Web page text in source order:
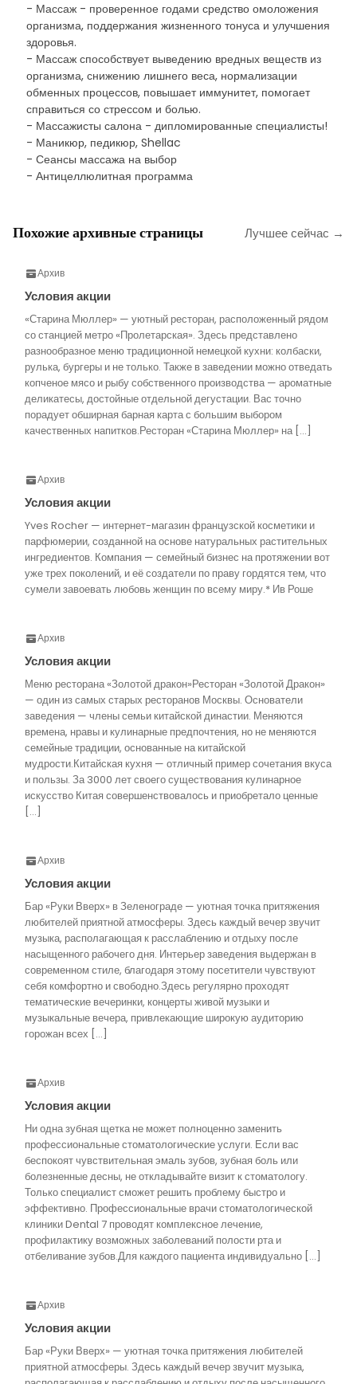
- Массаж - проверенное годами средство омоложения
организма, поддержания жизненного тонуса и улучшения
здоровья.
- Массаж способствует выведению вредных веществ из
организма, снижению лишнего веса, нормализации
обменных процессов, повышает иммунитет, помогает
справиться со стрессом и болью.
- Массажисты салона - дипломированные специалисты!
- Маникюр, педикюр, Shellac
- Сеансы массажа на выбор
- Антицеллюлитная программа
Похожие архивные страницы Лучшее сейчас →
Архив
Условия акции
«Старина Мюллер» — уютный ресторан, расположенный рядом
со станцией метро «Пролетарская». Здесь представлено
разнообразное меню традиционной немецкой кухни: колбаски,
рулька, бургеры и не только. Также в заведении можно отведать
копченое мясо и рыбу собственного производства — ароматные
деликатесы, достойные отдельной дегустации. Вас точно
порадует обширная барная карта с большим выбором
качественных напитков.Ресторан «Старина Мюллер» на […]
Архив
Условия акции
Yves Rocher — интернет-магазин французской косметики и
парфюмерии, созданной на основе натуральных растительных
ингредиентов. Компания — семейный бизнес на протяжении вот
уже трех поколений, и её создатели по праву гордятся тем, что
сумели завоевать любовь женщин по всему миру.* Ив Роше
Архив
Условия акции
Меню ресторана «Золотой дракон»Ресторан «Золотой Дракон»
— один из самых старых ресторанов Москвы. Основатели
заведения — члены семьи китайской династии. Меняются
времена, нравы и кулинарные предпочтения, но не меняются
семейные традиции, основанные на китайской
мудрости.Китайская кухня — отличный пример сочетания вкуса
и пользы. За 3000 лет своего существования кулинарное
искусство Китая совершенствовалось и приобретало ценные
[…]
Архив
Условия акции
Бар «Руки Вверх» в Зеленограде — уютная точка притяжения
любителей приятной атмосферы. Здесь каждый вечер звучит
музыка, располагающая к расслаблению и отдыху после
насыщенного рабочего дня. Интерьер заведения выдержан в
современном стиле, благодаря этому посетители чувствуют
себя комфортно и свободно.Здесь регулярно проходят
тематические вечеринки, концерты живой музыки и
музыкальные вечера, привлекающие широкую аудиторию
горожан всех […]
Архив
Условия акции
Ни одна зубная щетка не может полноценно заменить
профессиональные стоматологические услуги. Если вас
беспокоят чувствительная эмаль зубов, зубная боль или
болезненные десны, не откладывайте визит к стоматологу.
Только специалист сможет решить проблему быстро и
эффективно. Профессиональные врачи стоматологической
клиники Dental 7 проводят комплексное лечение,
профилактику возможных заболеваний полости рта и
отбеливание зубов.Для каждого пациента индивидуально […]
Архив
Условия акции
Бар «Руки Вверх» — уютная точка притяжения любителей
приятной атмосферы. Здесь каждый вечер звучит музыка,